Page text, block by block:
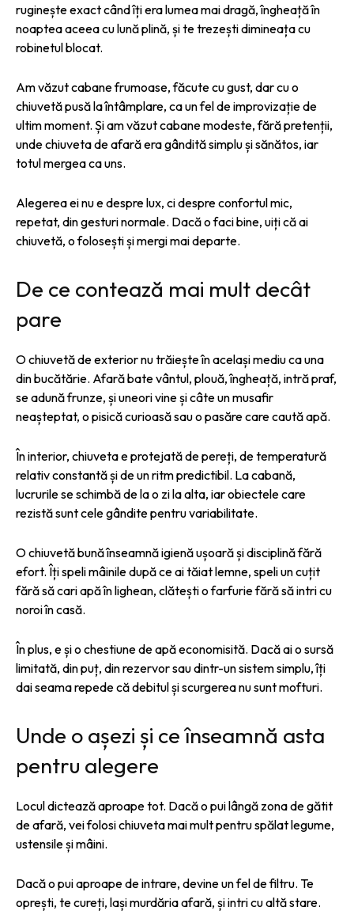
ruginește exact când îți era lumea mai dragă, îngheață în
noaptea aceea cu lună plină, și te trezești dimineața cu
robinetul blocat.
Am văzut cabane frumoase, făcute cu gust, dar cu o
chiuvetă pusă la întâmplare, ca un fel de improvizație de
ultim moment. Și am văzut cabane modeste, fără pretenții,
unde chiuveta de afară era gândită simplu și sănătos, iar
totul mergea ca uns.
Alegerea ei nu e despre lux, ci despre confortul mic,
repetat, din gesturi normale. Dacă o faci bine, uiți că ai
chiuvetă, o folosești și mergi mai departe.
De ce contează mai mult decât
pare
O chiuvetă de exterior nu trăiește în același mediu ca una
din bucătărie. Afară bate vântul, plouă, îngheață, intră praf,
se adună frunze, și uneori vine și câte un musafir
neașteptat, o pisică curioasă sau o pasăre care caută apă.
În interior, chiuveta e protejată de pereți, de temperatură
relativ constantă și de un ritm predictibil. La cabană,
lucrurile se schimbă de la o zi la alta, iar obiectele care
rezistă sunt cele gândite pentru variabilitate.
O chiuvetă bună înseamnă igienă ușoară și disciplină fără
efort. Îți speli mâinile după ce ai tăiat lemne, speli un cuțit
fără să cari apă în lighean, clătești o farfurie fără să intri cu
noroi în casă.
În plus, e și o chestiune de apă economisită. Dacă ai o sursă
limitată, din puț, din rezervor sau dintr-un sistem simplu, îți
dai seama repede că debitul și scurgerea nu sunt mofturi.
Unde o așezi și ce înseamnă asta
pentru alegere
Locul dictează aproape tot. Dacă o pui lângă zona de gătit
de afară, vei folosi chiuveta mai mult pentru spălat legume,
ustensile și mâini.
Dacă o pui aproape de intrare, devine un fel de filtru. Te
oprești, te cureți, lași murdăria afară, și intri cu altă stare.